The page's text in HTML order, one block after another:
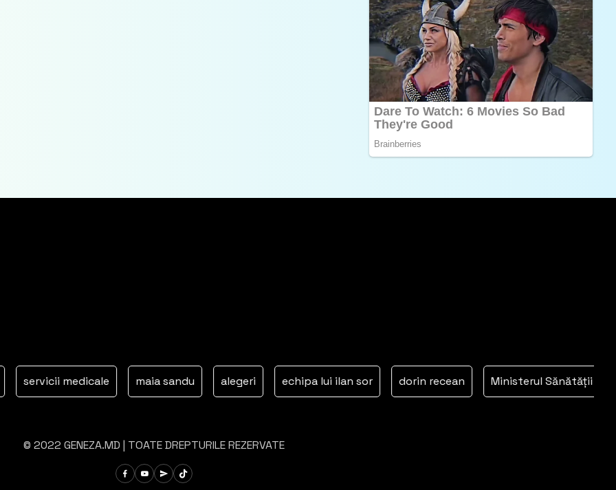
servicii medicale maia sandu alegeri echipa lui ilan sor dorin recean Ministerul Sănătății
© 2022 GENEZA.MD | TOATE DREPTURILE REZERVATE